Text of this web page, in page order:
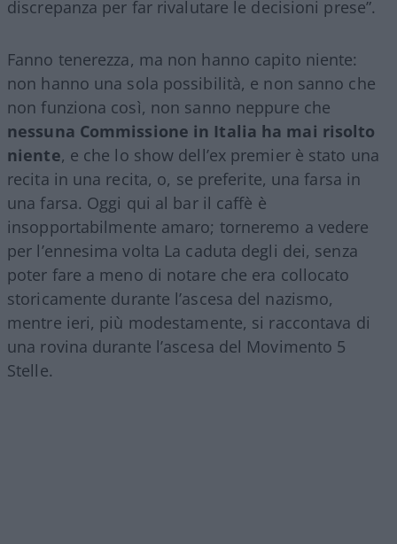
discrepanza per far rivalutare le decisioni prese”.
Fanno tenerezza, ma non hanno capito niente:
non hanno una sola possibilità, e non sanno che
non funziona così, non sanno neppure che
nessuna Commissione in Italia ha mai risolto
niente, e che lo show dell’ex premier è stato una
recita in una recita, o, se preferite, una farsa in
una farsa. Oggi qui al bar il caffè è
insopportabilmente amaro; torneremo a vedere
per l’ennesima volta La caduta degli dei, senza
poter fare a meno di notare che era collocato
storicamente durante l’ascesa del nazismo,
mentre ieri, più modestamente, si raccontava di
una rovina durante l’ascesa del Movimento 5
Stelle.